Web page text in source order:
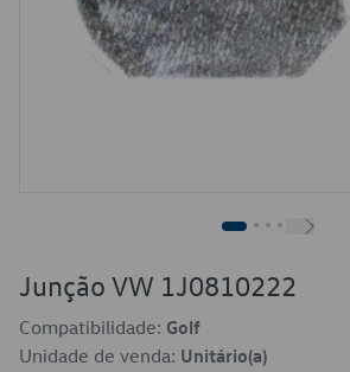
Junção VW 1J0810222
Compatibilidade: Golf
Unidade de venda: Unitário(a)